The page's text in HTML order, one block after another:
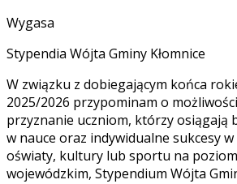
Wygasa
Stypendia Wójta Gminy Kłomnice
W związku z dobiegającym końca
2025/2026 przypominam o
przyznanie uczniom, którzy osiągają
w nauce oraz indywidualne sukcesy
oświaty, kultury lub sportu na
wojewódzkim, Stypendium Wójta